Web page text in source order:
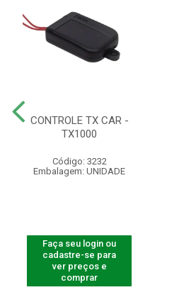
CONTROLE TX CAR -
TX1000
Código: 3232
Embalagem: UNIDADE
Faça seu login ou
cadastre-se para
ver preços e
comprar